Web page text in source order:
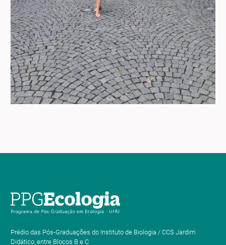
Prédio das Pós-Graduações do Instituto de Biologia / CCS Jardim
Didático, entre Blocos B e C